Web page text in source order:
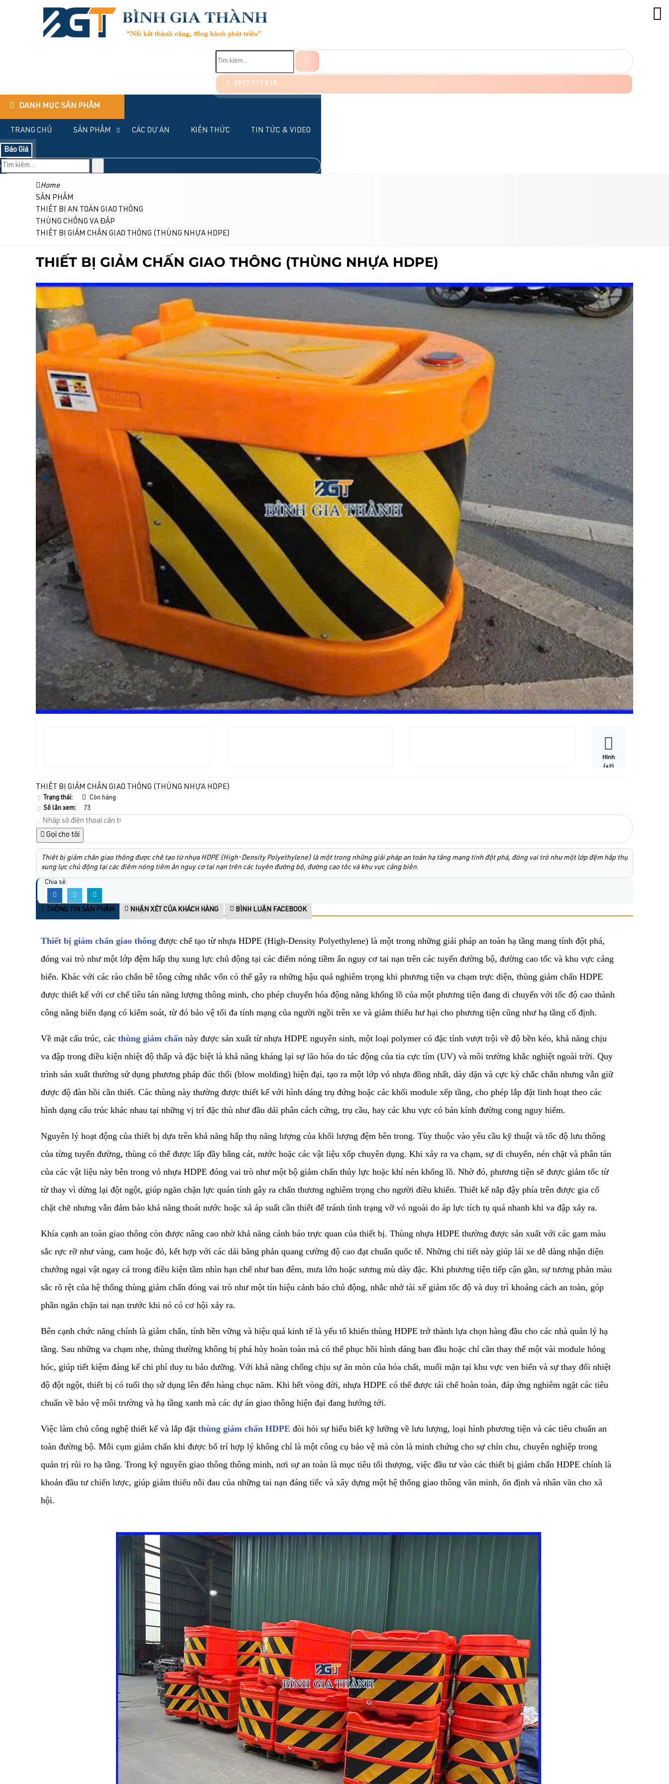
0977 711 919
DANH MỤC SẢN PHẨM
TRANG CHỦ SẢN PHẨM CÁC DỰ ÁN KIẾN THỨC TIN TỨC & VIDEO
Báo Giá
Home
SẢN PHẨM
THIẾT BỊ AN TOÀN GIAO THÔNG
THÙNG CHỐNG VA ĐẬP
THIẾT BỊ GIẢM CHẤN GIAO THÔNG (THÙNG NHỰA HDPE)
THIẾT BỊ GIẢM CHẤN GIAO THÔNG (THÙNG NHỰA HDPE)
Hình
(+2)
THIẾT BỊ GIẢM CHẤN GIAO THÔNG (THÙNG NHỰA HDPE)
Trạng thái:
Còn hàng
Số lần xem:
73
Gọi cho tôi
Thiết bị giảm chấn giao thông được chế tạo từ nhựa HDPE (High-Density Polyethylene) là một trong những giải pháp an toàn hạ tầng mang tính đột phá, đóng vai trò như một lớp đệm hấp thụ
xung lực chủ động tại các điểm nóng tiềm ẩn nguy cơ tai nạn trên các tuyến đường bộ, đường cao tốc và khu vực cảng biển.
Chia sẻ:
THÔNG TIN SẢN PHẨM NHẬN XÉT CỦA KHÁCH HÀNG BÌNH LUẬN FACEBOOK
Thiết bị giảm chấn giao thông được chế tạo từ nhựa HDPE (High-Density Polyethylene) là một trong những giải pháp an toàn hạ tầng mang tính đột phá,
đóng vai trò như một lớp đệm hấp thụ xung lực chủ động tại các điểm nóng tiềm ẩn nguy cơ tai nạn trên các tuyến đường bộ, đường cao tốc và khu vực cảng
biển. Khác với các rào chắn bê tông cứng nhắc vốn có thể gây ra những hậu quả nghiêm trọng khi phương tiện va chạm trực diện, thùng giảm chấn HDPE
được thiết kế với cơ chế tiêu tán năng lượng thông minh, cho phép chuyển hóa động năng khổng lồ của một phương tiện đang di chuyển với tốc độ cao thành
công năng biến dạng có kiểm soát, từ đó bảo vệ tối đa tính mạng của người ngồi trên xe và giảm thiểu hư hại cho phương tiện cũng như hạ tầng cố định.
​Về mặt cấu trúc, các thùng giảm chấn này được sản xuất từ nhựa HDPE nguyên sinh, một loại polymer có đặc tính vượt trội về độ bền kéo, khả năng chịu
va đập trong điều kiện nhiệt độ thấp và đặc biệt là khả năng kháng lại sự lão hóa do tác động của tia cực tím (UV) và môi trường khắc nghiệt ngoài trời. Quy
trình sản xuất thường sử dụng phương pháp đúc thổi (blow molding) hiện đại, tạo ra một lớp vỏ nhựa đồng nhất, dày dặn và cực kỳ chắc chắn nhưng vẫn giữ
được độ đàn hồi cần thiết. Các thùng này thường được thiết kế với hình dáng trụ đứng hoặc các khối module xếp tầng, cho phép lắp đặt linh hoạt theo các
hình dạng cấu trúc khác nhau tại những vị trí đặc thù như đầu dải phân cách cứng, trụ cầu, hay các khu vực có bán kính đường cong nguy hiểm.
​Nguyên lý hoạt động của thiết bị dựa trên khả năng hấp thụ năng lượng của khối lượng đệm bên trong. Tùy thuộc vào yêu cầu kỹ thuật và tốc độ lưu thông
của từng tuyến đường, thùng có thể được lấp đầy bằng cát, nước hoặc các vật liệu xốp chuyên dụng. Khi xảy ra va chạm, sự di chuyển, nén chặt và phân tán
của các vật liệu này bên trong vỏ nhựa HDPE đóng vai trò như một bộ giảm chấn thủy lực hoặc khí nén khổng lồ. Nhờ đó, phương tiện sẽ được giảm tốc từ
từ thay vì dừng lại đột ngột, giúp ngăn chặn lực quán tính gây ra chấn thương nghiêm trọng cho người điều khiển. Thiết kế nắp đậy phía trên được gia cố
chặt chẽ nhưng vẫn đảm bảo khả năng thoát nước hoặc xả áp suất cần thiết để tránh tình trạng vỡ vỏ ngoài do áp lực tích tụ quá nhanh khi va đập xảy ra.
​Khía cạnh an toàn giao thông còn được nâng cao nhờ khả năng cảnh báo trực quan của thiết bị. Thùng nhựa HDPE thường được sản xuất với các gam màu
sắc rực rỡ như vàng, cam hoặc đỏ, kết hợp với các dải băng phản quang cường độ cao đạt chuẩn quốc tế. Những chi tiết này giúp lái xe dễ dàng nhận diện
chướng ngại vật ngay cả trong điều kiện tầm nhìn hạn chế như ban đêm, mưa lớn hoặc sương mù dày đặc. Khi phương tiện tiếp cận gần, sự tương phản màu
sắc rõ rệt của hệ thống thùng giảm chấn đóng vai trò như một tín hiệu cảnh báo chủ động, nhắc nhở tài xế giảm tốc độ và duy trì khoảng cách an toàn, góp
phần ngăn chặn tai nạn trước khi nó có cơ hội xảy ra.
​Bên cạnh chức năng chính là giảm chấn, tính bền vững và hiệu quả kinh tế là yếu tố khiến thùng HDPE trở thành lựa chọn hàng đầu cho các nhà quản lý hạ
tầng. Sau những va chạm nhẹ, thùng thường không bị phá hủy hoàn toàn mà có thể phục hồi hình dáng ban đầu hoặc chỉ cần thay thế một vài module hỏng
hóc, giúp tiết kiệm đáng kể chi phí duy tu bảo dưỡng. Với khả năng chống chịu sự ăn mòn của hóa chất, muối mặn tại khu vực ven biển và sự thay đổi nhiệt
độ đột ngột, thiết bị có tuổi thọ sử dụng lên đến hàng chục năm. Khi hết vòng đời, nhựa HDPE có thể được tái chế hoàn toàn, đáp ứng nghiêm ngặt các tiêu
chuẩn về bảo vệ môi trường và hạ tầng xanh mà các dự án giao thông hiện đại đang hướng tới.
​Việc làm chủ công nghệ thiết kế và lắp đặt thùng giảm chấn HDPE đòi hỏi sự hiểu biết kỹ lưỡng về lưu lượng, loại hình phương tiện và các tiêu chuẩn an
toàn đường bộ. Mỗi cụm giảm chấn khi được bố trí hợp lý không chỉ là một công cụ bảo vệ mà còn là minh chứng cho sự chỉn chu, chuyên nghiệp trong
quản trị rủi ro hạ tầng. Trong kỷ nguyên giao thông thông minh, nơi sự an toàn là mục tiêu tối thượng, việc đầu tư vào các thiết bị giảm chấn HDPE chính là
khoản đầu tư chiến lược, giúp giảm thiểu nỗi đau của những tai nạn đáng tiếc và xây dựng một hệ thống giao thông văn minh, ổn định và nhân văn cho xã
hội.